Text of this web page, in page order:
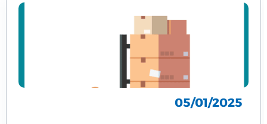
05/01/2025